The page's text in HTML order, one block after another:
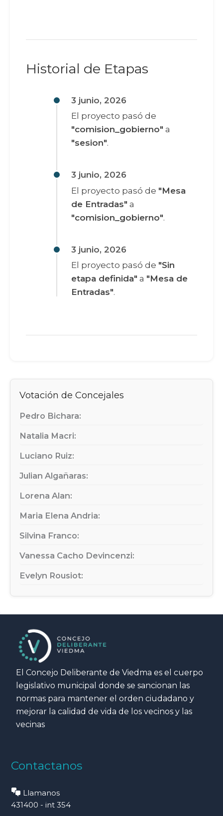
Historial de Etapas
3 junio, 2026
El proyecto pasó de
"comision_gobierno" a
"sesion".
3 junio, 2026
El proyecto pasó de "Mesa
de Entradas" a
"comision_gobierno".
3 junio, 2026
El proyecto pasó de "Sin
etapa definida" a "Mesa de
Entradas".
Votación de Concejales
Pedro Bichara:
Natalia Macri:
Luciano Ruiz:
Julian Algañaras:
Lorena Alan:
Maria Elena Andria:
Silvina Franco:
Vanessa Cacho Devincenzi:
Evelyn Rousiot:
El Concejo Deliberante de Viedma es el cuerpo
legislativo municipal donde se sancionan las
normas para mantener el orden ciudadano y
mejorar la calidad de vida de los vecinos y las
vecinas
Contactanos
Llamanos
431400 - int 354